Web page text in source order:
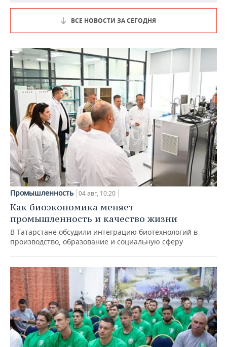
ВСЕ НОВОСТИ ЗА СЕГОДНЯ
Промышленность 04 авг, 10:20
Как биоэкономика меняет
промышленность и качество жизни
В Татарстане обсудили интеграцию биотехнологий в
производство, образование и социальную сферу